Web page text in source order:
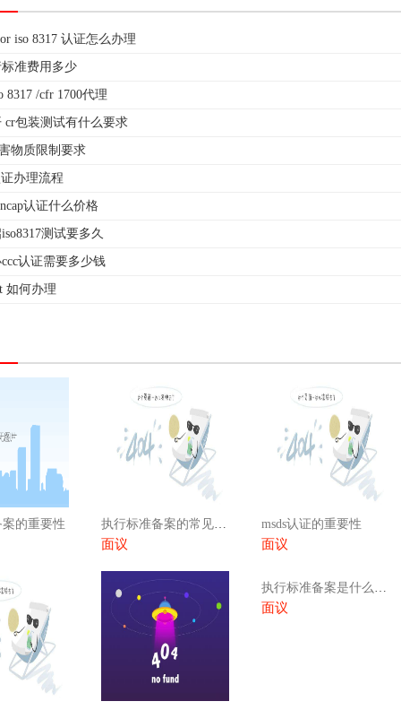
iso 8317 认证怎么办理
准费用多少
8317 /cfr 1700代理
cr包装测试有什么要求
物质限制要求
办理流程
认证什么价格
测试要多久
认证需要多少钱
如何办理
的重要性 执行标准备案的常见问题
面议
msds认证的重要性
面议
执行标准备案是什么意思（执行标准号是什么意思）
面议